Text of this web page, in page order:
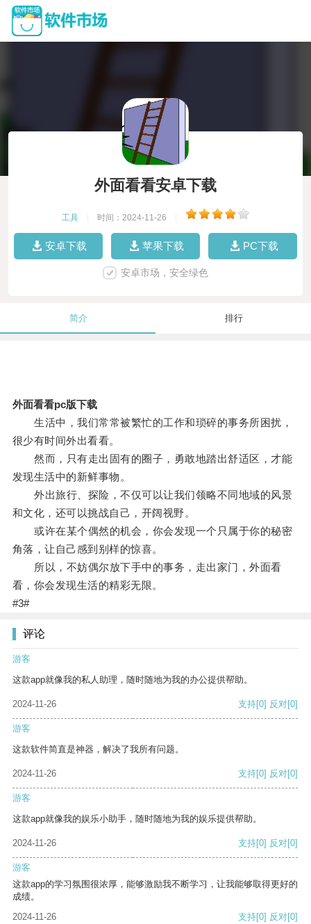
外面看看安卓下载
工具 时间：2024-11-26
安卓下载 苹果下载 PC下载
安卓市场，安全绿色
简介 排行
外面看看pc版下载
生活中，我们常常被繁忙的工作和琐碎的事务所困扰，
很少有时间外出看看。
然而，只有走出固有的圈子，勇敢地踏出舒适区，才能
发现生活中的新鲜事物。
外出旅行、探险，不仅可以让我们领略不同地域的风景
和文化，还可以挑战自己，开阔视野。
或许在某个偶然的机会，你会发现一个只属于你的秘密
角落，让自己感到别样的惊喜。
所以，不妨偶尔放下手中的事务，走出家门，外面看
看，你会发现生活的精彩无限。
#3#
评论
游客
这款app就像我的私人助理，随时随地为我的办公提供帮助。
2024-11-26 支持[0] 反对[0]
游客
这款软件简直是神器，解决了我所有问题。
2024-11-26 支持[0] 反对[0]
游客
这款app就像我的娱乐小助手，随时随地为我的娱乐提供帮助。
2024-11-26 支持[0] 反对[0]
游客
这款app的学习氛围很浓厚，能够激励我不断学习，让我能够取得更好的
成绩。
2024-11-26
支持[0] 反对[0]